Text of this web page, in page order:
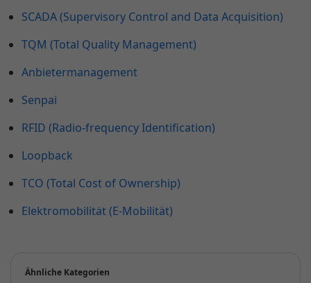
SCADA (Supervisory Control and Data Acquisition)
TQM (Total Quality Management)
Anbietermanagement
Senpai
RFID (Radio-frequency Identification)
Loopback
TCO (Total Cost of Ownership)
Elektromobilität (E-Mobilität)
Ähnliche Kategorien